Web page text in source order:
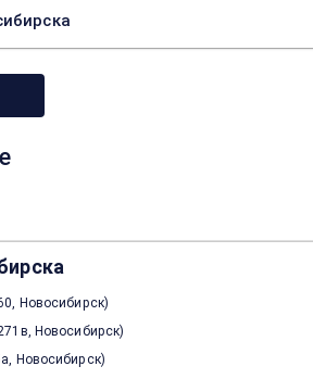
Новосибирск)
Новосибирск)
Новосибирск)